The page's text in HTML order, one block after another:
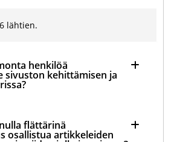
lähtien.
henkilöä
sivuston kehittämisen ja
flättärinä
osallistua artikkeleiden